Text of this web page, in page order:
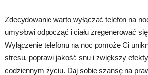
Zdecydowanie warto wyłączać telefon na
umysłowi odpocząć i ciału zregenerować
Wyłączenie telefonu na noc pomoże Ci
stresu, poprawi jakość snu i zwiększy
codziennym życiu. Daj sobie szansę na